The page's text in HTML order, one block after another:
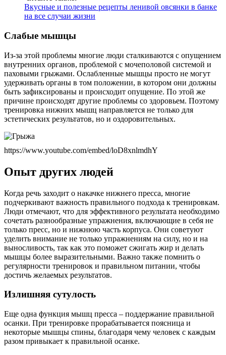
Вкусные и полезные рецепты ленивой овсянки в банке
на все случаи жизни
Слабые мышцы
Из-за этой проблемы многие люди сталкиваются с опущением
внутренних органов, проблемой с мочеполовой системой и
паховыми грыжами. Ослабленные мышцы просто не могут
удерживать органы в том положении, в котором они должны
быть зафиксированы и происходит опущение. По этой же
причине происходят другие проблемы со здоровьем. Поэтому
тренировка нижних мышц направляется не только для
эстетических результатов, но и оздоровительных.
https://www.youtube.com/embed/loD8xnlmdhY
Опыт других людей
Когда речь заходит о накачке нижнего пресса, многие
подчеркивают важность правильного подхода к тренировкам.
Люди отмечают, что для эффективного результата необходимо
сочетать разнообразные упражнения, включающие в себя не
только пресс, но и нижнюю часть корпуса. Они советуют
уделить внимание не только упражнениям на силу, но и на
выносливость, так как это поможет сжигать жир и делать
мышцы более выразительными. Важно также помнить о
регулярности тренировок и правильном питании, чтобы
достичь желаемых результатов.
Излишняя сутулость
Еще одна функция мышц пресса – поддержание правильной
осанки. При тренировке прорабатывается поясница и
некоторые мышцы спины, благодаря чему человек с каждым
разом привыкает к правильной осанке.